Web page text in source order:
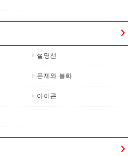
설명선
문제와 불화
아이콘